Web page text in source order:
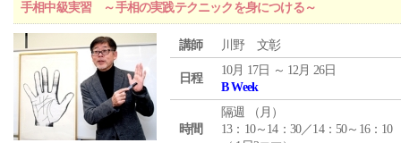
手相中級実習 ～手相の実践テクニックを身につける～
講師 川野 文彰
日程
10月 17日 ～ 12月 26日
B Week
時間
隔週 （ 月 ）
13：10～14：30／14：50～16：10